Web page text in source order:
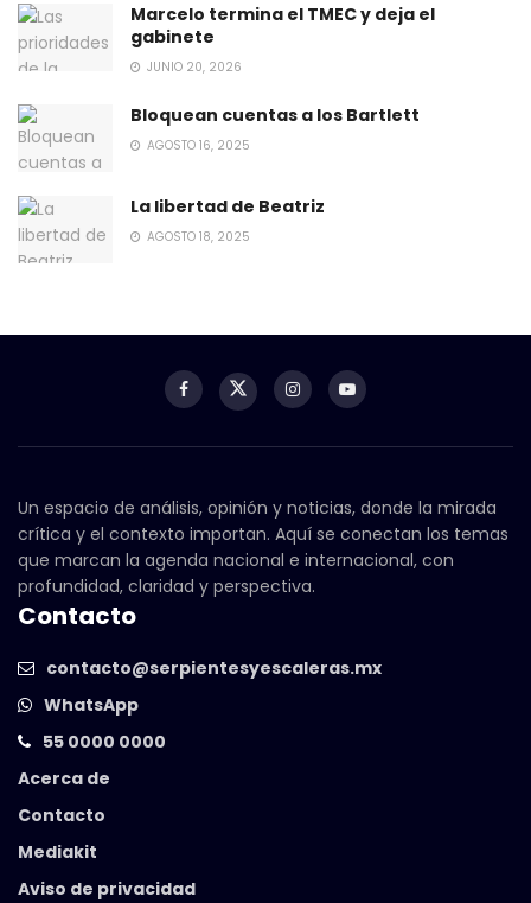
Marcelo termina el TMEC y deja el
gabinete
JUNIO 20, 2026
Bloquean cuentas a los Bartlett
AGOSTO 16, 2025
La libertad de Beatriz
AGOSTO 18, 2025
Un espacio de análisis, opinión y noticias, donde la mirada
crítica y el contexto importan. Aquí se conectan los temas
que marcan la agenda nacional e internacional, con
profundidad, claridad y perspectiva.
Contacto
contacto@serpientesyescaleras.mx
WhatsApp
55 0000 0000
Acerca de
Contacto
Mediakit
Aviso de privacidad